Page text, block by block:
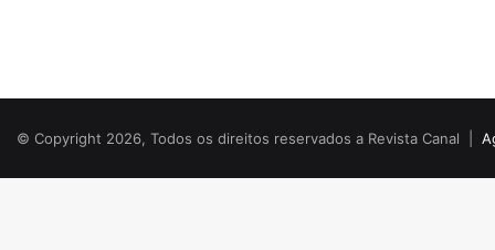
© Copyright 2026, Todos os direitos reservados a Revista Canal |